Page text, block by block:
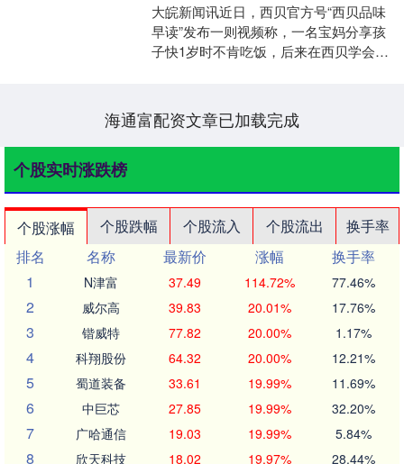
大皖新闻讯近日，西贝官方号“西贝品味
早读”发布一则视频称，一名宝妈分享孩
子快1岁时不肯吃饭，后来在西贝学会吃
海通富配资文章已加载完成
个股实时涨跌榜
个股涨幅 个股跌幅 个股流入 个股流出
换手率
排名
名称 最新价 涨幅
换手率
1
N津富 37.49 114.72% 77.46%
2 威尔高 39.83 20.01% 17.76%
3 锴威特 77.82 20.00% 1.17%
4 科翔股份 64.32 20.00% 12.21%
5 蜀道装备 33.61 19.99% 11.69%
6 中巨芯 27.85 19.99% 32.20%
7 广哈通信 19.03 19.99% 5.84%
8 欣天科技 18.02 19.97% 28.44%